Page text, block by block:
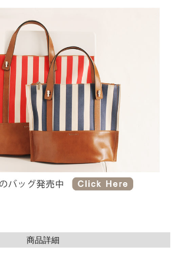
商品詳細